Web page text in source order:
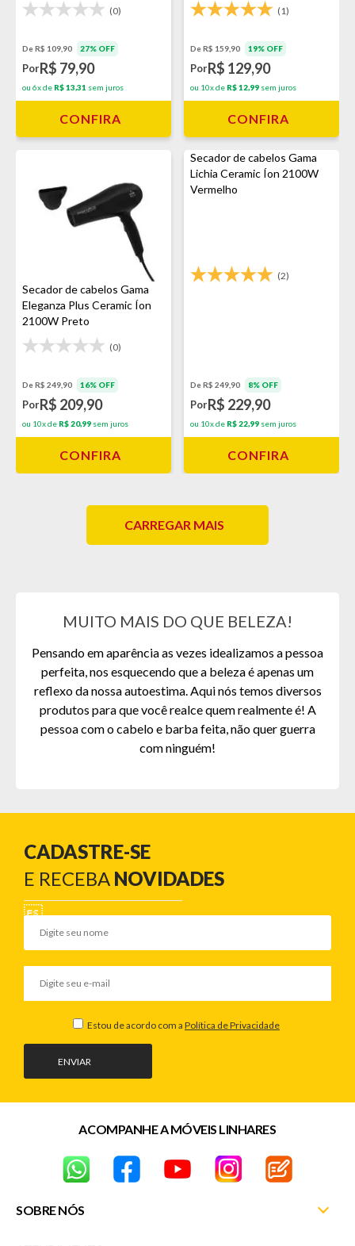
(0)
De R$ 109,90 27% OFF
PorR$ 79,90
ou 6x de R$ 13,31 sem juros
CONFIRA
(1)
De R$ 159,90 19% OFF
PorR$ 129,90
ou 10x de R$ 12,99 sem juros
CONFIRA
Secador de cabelos Gama
Eleganza Plus Ceramic Íon
2100W Preto
(0)
De R$ 249,90 16% OFF
PorR$ 209,90
ou 10x de R$ 20,99 sem juros
CONFIRA
Secador de cabelos Gama
Lichia Ceramic Íon 2100W
Vermelho
(2)
De R$ 249,90 8% OFF
PorR$ 229,90
ou 10x de R$ 22,99 sem juros
CONFIRA
CARREGAR MAIS
MUITO MAIS DO QUE BELEZA!
Pensando em aparência as vezes idealizamos a pessoa
perfeita, nos esquecendo que a beleza é apenas um
reflexo da nossa autoestima. Aqui nós temos diversos
produtos para que você realce quem realmente é! A
pessoa com o cabelo e barba feita, não quer guerra
com ninguém!
CADASTRE-SE
E RECEBA NOVIDADES
ENVIAR
Estou de acordo com a Política de Privacidade
SOBRE NÓS
ACOMPANHE A MÓVEIS LINHARES